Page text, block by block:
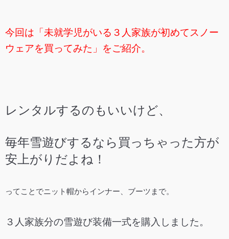
今回は「未就学児がいる３人家族が初めてスノー
ウェアを買ってみた」をご紹介。
レンタルするのもいいけど、
毎年雪遊びするなら買っちゃった方が
安上がりだよね！
ってことでニット帽からインナー、ブーツまで。
３人家族分の雪遊び装備一式を購入しました。